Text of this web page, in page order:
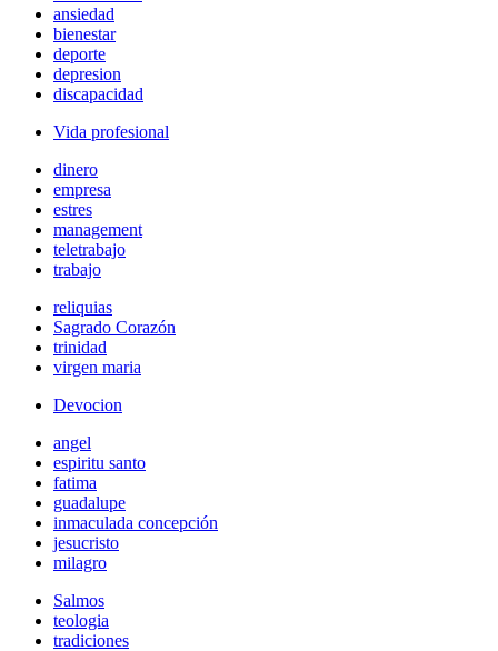
ansiedad
bienestar
deporte
depresion
discapacidad
Vida profesional
dinero
empresa
estres
management
teletrabajo
trabajo
reliquias
Sagrado Corazón
trinidad
virgen maria
Devocion
angel
espiritu santo
fatima
guadalupe
inmaculada concepción
jesucristo
milagro
Salmos
teologia
tradiciones